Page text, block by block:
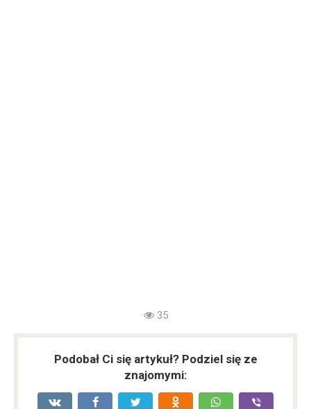
35
Podobał Ci się artykuł? Podziel się ze
znajomymi: